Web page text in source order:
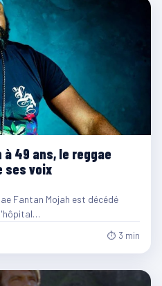
à 49 ans, le reggae
ses voix
Fantan Mojah est décédé
⏱ 3 min